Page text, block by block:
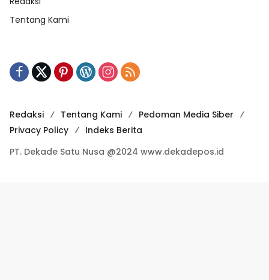
Tentang Kami
Redaksi Tentang Kami
Pedoman Media Siber
Privacy Policy
Indeks Berita
PT. Dekade Satu Nusa @2024 www.dekadepos.id